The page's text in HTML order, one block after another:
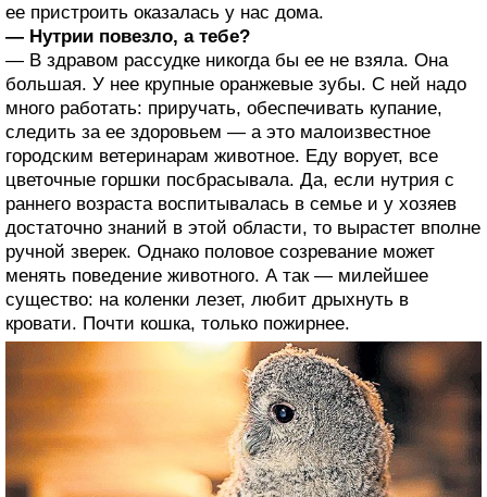
ее пристроить оказалась у нас дома.
— Нутрии повезло, а тебе?
— В здравом рассудке никогда бы ее не взяла. Она
большая. У нее крупные оранжевые зубы. С ней надо
много работать: приручать, обеспечивать купание,
следить за ее здоровьем — а это малоизвестное
городским ветеринарам животное. Еду ворует, все
цветочные горшки посбрасывала. Да, если нутрия с
раннего возраста воспитывалась в семье и у хозяев
достаточно знаний в этой области, то вырастет вполне
ручной зверек. Однако половое созревание может
менять поведение животного. А так — милейшее
существо: на коленки лезет, любит дрыхнуть в
кровати. Почти кошка, только пожирнее.